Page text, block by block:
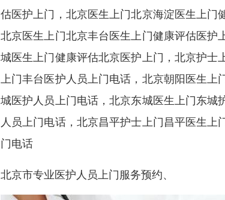
估医护上门，北京医生上门北京海淀医生上
北京医生上门北京丰台医生上门健康评估医
城医生上门健康评估北京医护上门，北京护
上门丰台医护人员上门电话，北京朝阳医生
城医护人员上门电话，北京东城医生上门东
人员上门电话，北京昌平护士上门昌平医生
门电话
北京市专业医护人员上门服务预约、